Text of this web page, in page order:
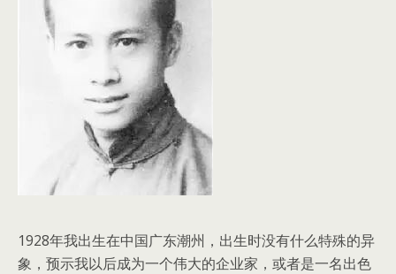
1928年我出生在中国广东潮州，出生时没有什么特殊的异
象，预示我以后成为一个伟大的企业家，或者是一名出色